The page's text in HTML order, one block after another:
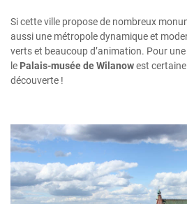
Si cette ville propose de nombreux
aussi une métropole dynamique et
verts et beaucoup d’animation. Pour
le Palais-musée de Wilanowest
découverte !